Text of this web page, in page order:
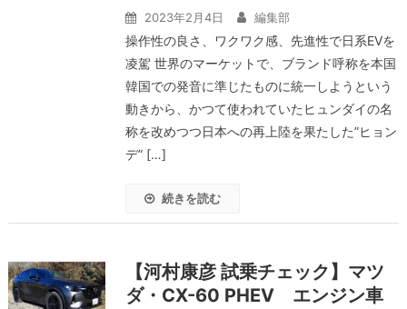
2023年2月4日 編集部
操作性の良さ、ワクワク感、先進性で日系EVを
凌駕 世界のマーケットで、ブランド呼称を本国
韓国での発音に準じたものに統一しようという
動きから、かつて使われていたヒュンダイの名
称を改めつつ日本への再上陸を果たした”ヒョン
デ” […]
続きを読む
【河村康彦 試乗チェック】マツ
ダ・CX-60 PHEV エンジン車